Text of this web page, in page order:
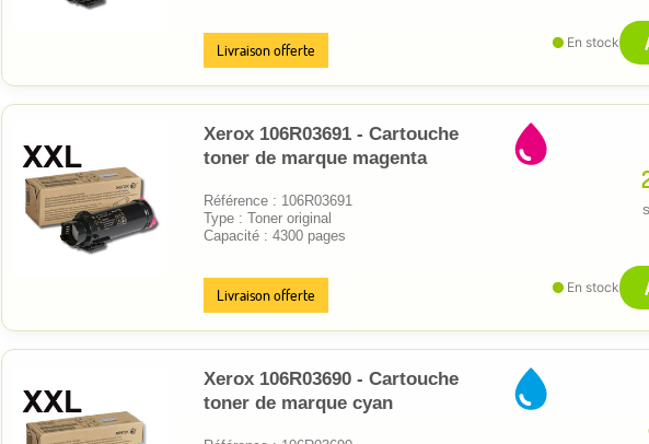
Livraison offerte En stock
Xerox 106R03691 - Cartouche
toner de marque magenta
Référence : 106R03691
Type : Toner original
Capacité : 4300 pages
Livraison offerte En stock
Xerox 106R03690 - Cartouche
toner de marque cyan